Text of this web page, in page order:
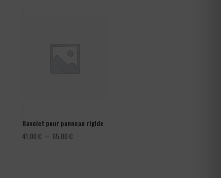
Bavolet pour panneau rigide
41,00€ – 65,00€Plage